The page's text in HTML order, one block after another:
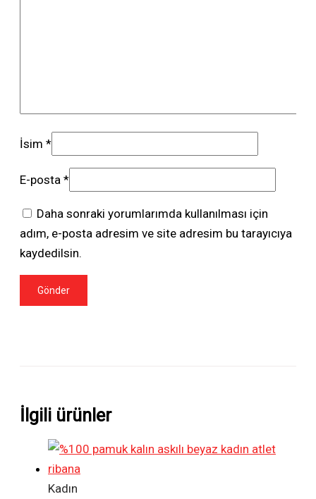
İsim *
E-posta *
Daha sonraki yorumlarımda kullanılması için
adım, e-posta adresim ve site adresim bu tarayıcıya
kaydedilsin.
İlgili ürünler
Kadın